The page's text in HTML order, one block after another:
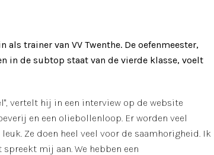
trainer van VV Twenthe. De oefenmeester,
in de subtop staat van de vierde klasse, voelt
vertelt hij in een interview op de website
en een oliebollenloop. Er worden veel
Ze doen heel veel voor de saamhorigheid. Ik
mij aan. We hebben een